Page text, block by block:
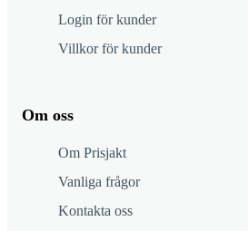
Login för kunder
Villkor för kunder
Om oss
Om Prisjakt
Vanliga frågor
Kontakta oss